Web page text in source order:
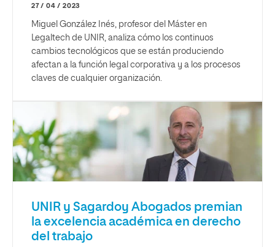
27 / 04 / 2023
Miguel González Inés, profesor del Máster en
Legaltech de UNIR, analiza cómo los continuos
cambios tecnológicos que se están produciendo
afectan a la función legal corporativa y a los procesos
claves de cualquier organización.
UNIR y Sagardoy Abogados premian
la excelencia académica en derecho
del trabajo